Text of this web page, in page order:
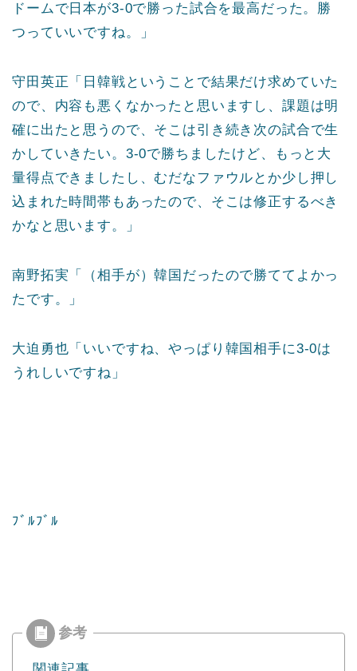
ドームで日本が3-0で勝った試合を最高だった。勝
つっていいですね。」
守田英正「日韓戦ということで結果だけ求めていた
ので、内容も悪くなかったと思いますし、課題は明
確に出たと思うので、そこは引き続き次の試合で生
かしていきたい。3-0で勝ちましたけど、もっと大
量得点できましたし、むだなファウルとか少し押し
込まれた時間帯もあったので、そこは修正するべき
かなと思います。」
南野拓実「（相手が）韓国だったので勝ててよかっ
たです。」
大迫勇也「いいですね、やっぱり韓国相手に3-0は
うれしいですね」
ﾌﾞﾙﾌﾞﾙ